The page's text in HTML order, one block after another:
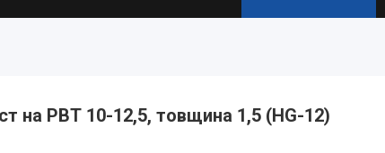
на РВТ 10-12,5, товщина 1,5 (HG-12)